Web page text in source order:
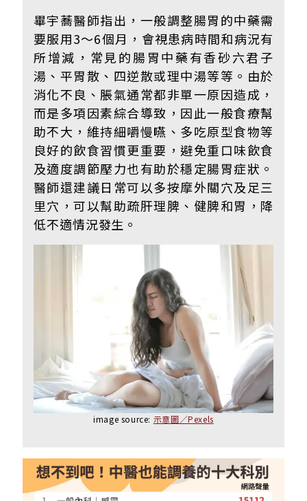
畢宇蕎醫師指出，一般調整腸胃的中藥需
要服用3～6個月，會視患病時間和病況有
所增減，常見的腸胃中藥有香砂六君子
湯、平胃散、四逆散或理中湯等等。由於
消化不良、脹氣通常都非單一原因造成，
而是多項因素綜合導致，因此一般食療幫
助不大，維持細嚼慢嚥、多吃原型食物等
良好的飲食習慣更重要，避免重口味飲食
及適度調節壓力也有助於穩定腸胃症狀。
醫師還建議日常可以多按摩外關穴及足三
里穴，可以幫助疏肝理脾、健脾和胃，降
低不適情況發生。
image source: 示意圖／Pexels